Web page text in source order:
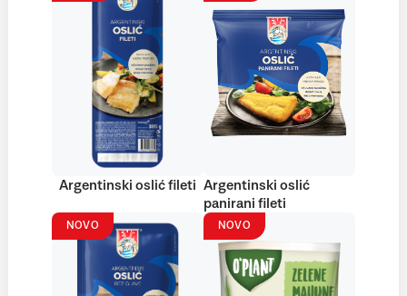
Argentinski oslić fileti Argentinski oslić
panirani fileti
NOVO NOVO